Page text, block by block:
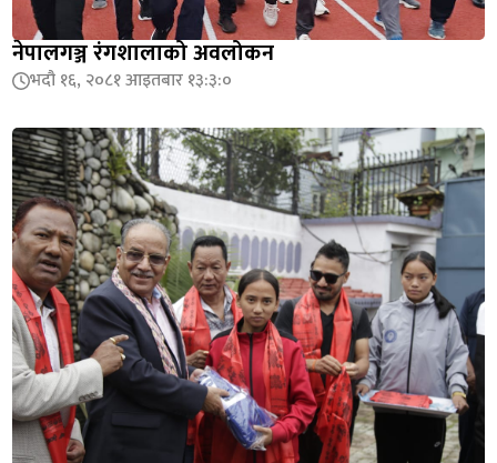
नेपालगञ्ज रंगशालाको अवलोकन
भदौ १६, २०८१ आइतबार १३:३:०